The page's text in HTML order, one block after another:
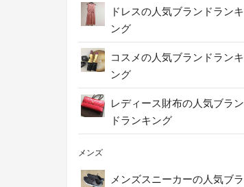
ドレスの人気ブランドランキ
ング
コスメの人気ブランドランキ
ング
レディース財布の人気ブラン
ドランキング
メンズ
メンズスニーカーの人気ブラ